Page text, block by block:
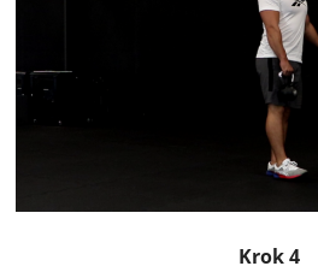
Krok 4